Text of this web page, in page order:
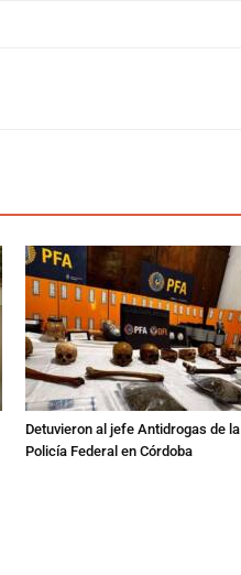
Detuvieron al jefe Antidrogas de la
Policía Federal en Córdoba